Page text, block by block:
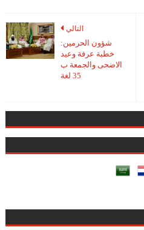
التالي
شؤون الحرمين:
خطبة عرفة وعيد
الاضحى والجمعة ب
35 لغة